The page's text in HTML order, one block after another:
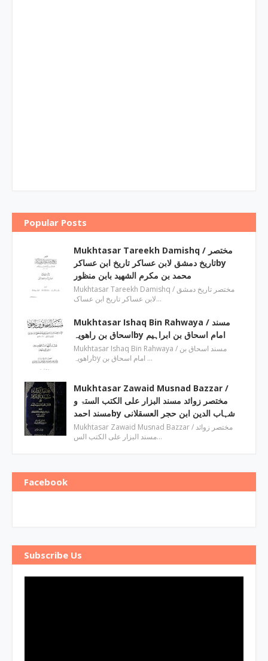
Popular Posts
Mukhtasar Tareekh Damishq ‎/ مختصر
تاریخ دمشق لابن عساکر تاریخ ابن عساکرby
‎محمد بن مکرم الشھید بابن منظور
Mukhtasar Tareekh Damishq ‎/ مختصر تاریخ دمشق
لابن عساکر تاریخ ابن عساک…
Mukhtasar Ishaq Bin Rahwaya ‎/ مسند
اسحاق بن راھویہby ‎امام اسحاق بن ابراہیم
Mukhtasar Ishaq Bin Rahwaya ‎/ مسند اسحاق بن
راھویہby ‎امام اسحاق بن …
Mukhtasar Zawaid Musnad Bazzar ‎/
مختصر زوائد مسند البزار علی الکتب الستۃ و
مسند احمدby ‎شہاب الدین ابن حجر العسقلانی
Mukhtasar Zawaid Musnad Bazzar ‎/ مختصر زوائد
مسند البزار علی الکتب الس…
Facebook
Subscribe Us